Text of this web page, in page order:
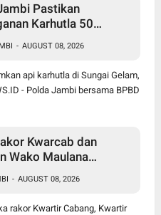
Pastikan
Karhutla 50
Maksimal
- AUGUST 08, 2026
api karhutla di Sungai Gelam,
- Polda Jambi bersama BPBD
Kwarcab dan
Wako Maulana
Targetkan 1.000
Garuda
- AUGUST 08, 2026
rakor Kwartir Cabang, Kwartir